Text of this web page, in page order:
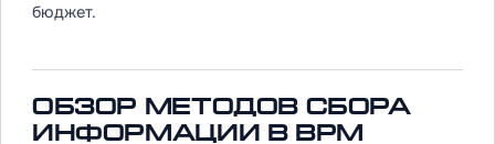
бюджет.
Обзор методов сбора
информации в BPM